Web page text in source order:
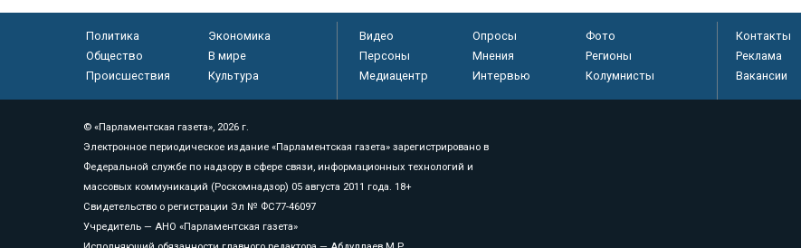
Политика
Экономика
Общество
В мире
Происшествия
Культура
Видео Опросы
Фото
Персоны
Мнения
Регионы
Медиацентр
Интервью Колумнисты
Контакты
Реклама
Вакансии
© «Парламентская газета», 2026 г.
Электронное периодическое издание «Парламентская газета» зарегистрировано в
Федеральной службе по надзору в сфере связи, информационных технологий и
массовых коммуникаций (Роскомнадзор) 05 августа 2011 года. 18+
Свидетельство о регистрации Эл № ФС77-46097
Учредитель — АНО «Парламентская газета»